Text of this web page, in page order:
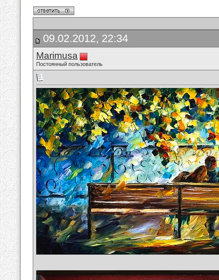
09.02.2012, 22:34
Marimusa
Постоянный пользователь